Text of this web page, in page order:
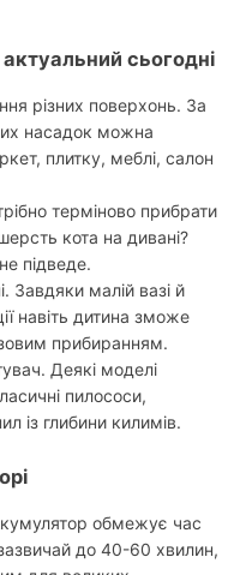
сьогодні
різних поверхонь. За
насадок можна
плитку, меблі, салон
терміново прибрати
кота на дивані?
підведе.
Завдяки малій вазі й
навіть дитина зможе
прибиранням.
Деякі моделі
пилососи,
із глибини килимів.
обмежує час
до 40-60 хвилин,